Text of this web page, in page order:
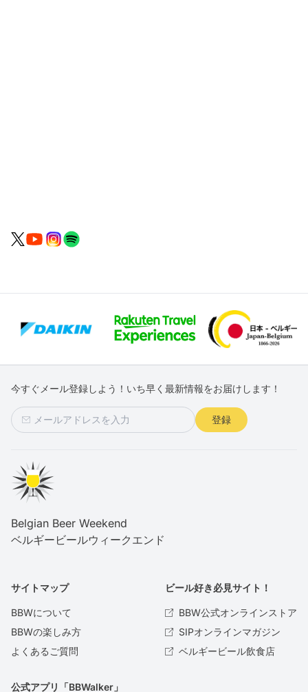
今すぐメール登録しよう！いち早く最新情報をお届けします！
登録
Belgian Beer Weekend
ベルギービールウィークエンド
サイトマップ
BBWについて
BBWの楽しみ方
よくあるご質問
ビール好き必見サイト！
BBW公式オンラインストア
SIPオンラインマガジン
ベルギービール飲食店
公式アプリ「BBWalker」